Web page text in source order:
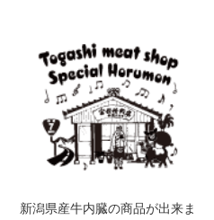
新潟県産牛内臓の商品が出来ま